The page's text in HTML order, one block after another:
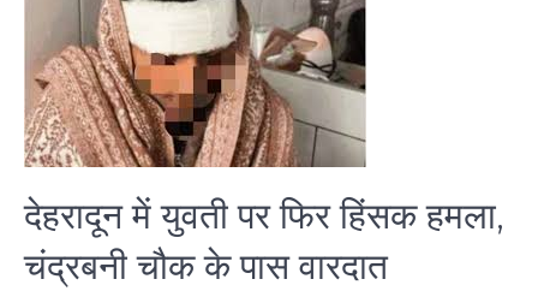
देहरादून में युवती पर फिर हिंसक हमला,
चंद्रबनी चौक के पास वारदात